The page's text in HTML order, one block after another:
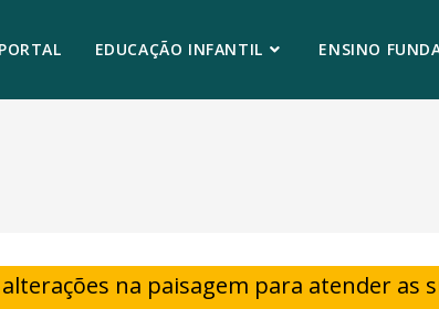
EDUCAÇÃO INFANTIL ENSINO
na paisagem para atender as